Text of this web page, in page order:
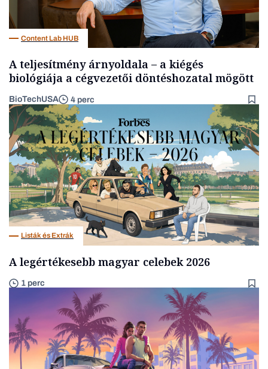
Content Lab HUB
A teljesítmény árnyoldala – a kiégés
biológiája a cégvezetői döntéshozatal mögött
BioTechUSA 4 perc
Listák és Extrák
A legértékesebb magyar celebek 2026
1 perc